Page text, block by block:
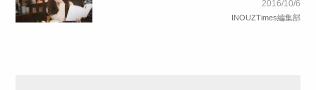
2016/10/6
INOUZTimes編集部